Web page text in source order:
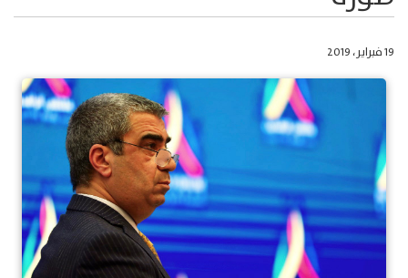
19 فبراير، 2019